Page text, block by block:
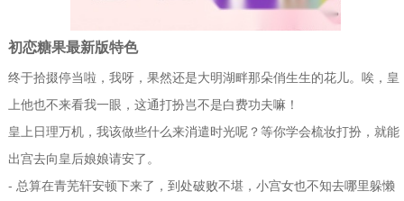
初恋糖果最新版特色
终于拾掇停当啦，我呀，果然还是大明湖畔那朵俏生生的花儿。唉，皇
上他也不来看我一眼，这通打扮岂不是白费功夫嘛！
皇上日理万机，我该做些什么来消遣时光呢？等你学会梳妆打扮，就能
出宫去向皇后娘娘请安了。
- 总算在青芜轩安顿下来了，到处破败不堪，小宫女也不知去哪里躲懒